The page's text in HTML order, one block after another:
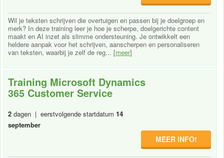
Wil je teksten schrijven die overtuigen en passen bij je doelgroep en
merk? In deze training leer je hoe je scherpe, doelgerichte content
maakt en AI inzet als slimme ondersteuning. Je ontwikkelt een
heldere aanpak voor het schrijven, aanscherpen en personaliseren
van teksten, waarbij je zelf de reg... [meer]
Training Microsoft Dynamics
365 Customer Service
2 dagen | eerstvolgende startdatum 14
september
MEER INFO!